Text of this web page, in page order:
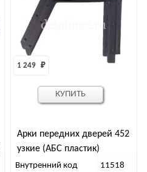
Арки передних дверей 452
узкие (АБС пластик)
1 249 ₽
Внутренний код 11518
КУПИТЬ